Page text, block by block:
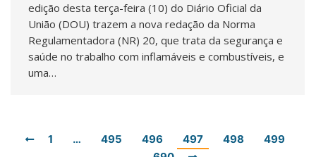
edição desta terça-feira (10) do Diário Oficial da
União (DOU) trazem a nova redação da Norma
Regulamentadora (NR) 20, que trata da segurança e
saúde no trabalho com inflamáveis e combustíveis, e
uma…
1 … 495 496 497 498
499